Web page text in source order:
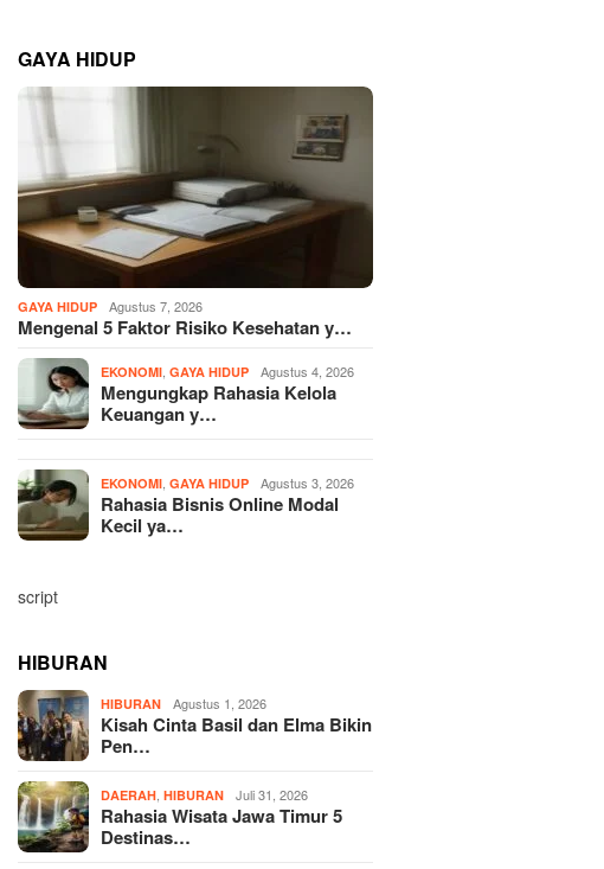
GAYA HIDUP
GAYA HIDUP Agustus 7, 2026
Mengenal 5 Faktor Risiko Kesehatan y…
EKONOMI ,GAYA HIDUP Agustus 4, 2026
Mengungkap Rahasia Kelola
Keuangan y…
EKONOMI ,GAYA HIDUP Agustus 3, 2026
Rahasia Bisnis Online Modal
Kecil ya…
script
HIBURAN
HIBURAN Agustus 1, 2026
Kisah Cinta Basil dan Elma Bikin
Pen…
DAERAH ,HIBURAN Juli 31, 2026
Rahasia Wisata Jawa Timur 5
Destinas…